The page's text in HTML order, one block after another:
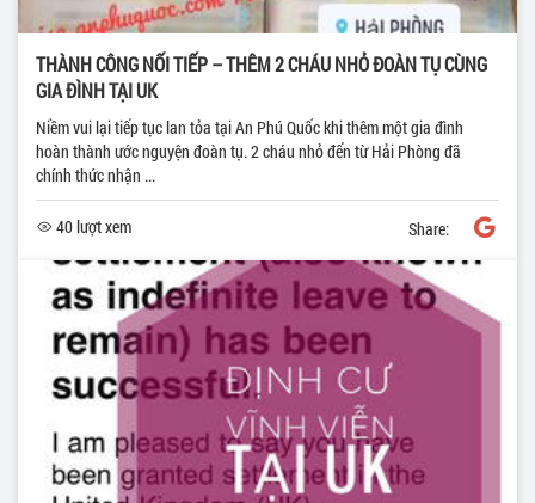
THÀNH CÔNG NỐI TIẾP – THÊM 2 CHÁU NHỎ ĐOÀN TỤ CÙNG
GIA ĐÌNH TẠI UK
Niềm vui lại tiếp tục lan tỏa tại An Phú Quốc khi thêm một gia đình
hoàn thành ước nguyện đoàn tụ. 2 cháu nhỏ đến từ Hải Phòng đã
chính thức nhận ...
40 lượt xem Share: